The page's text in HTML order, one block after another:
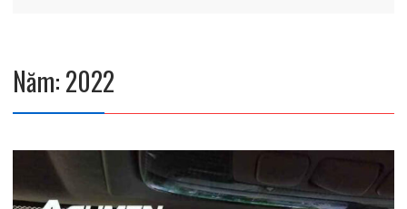
Năm:2022